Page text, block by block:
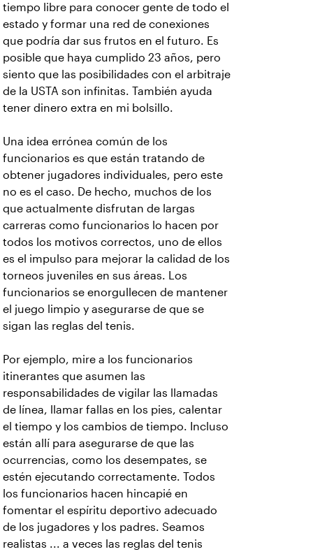
tiempo libre para conocer gente de todo el
estado y formar una red de conexiones
que podría dar sus frutos en el futuro. Es
posible que haya cumplido 23 años, pero
siento que las posibilidades con el arbitraje
de la USTA son infinitas. También ayuda
tener dinero extra en mi bolsillo.
Una idea errónea común de los
funcionarios es que están tratando de
obtener jugadores individuales, pero este
no es el caso. De hecho, muchos de los
que actualmente disfrutan de largas
carreras como funcionarios lo hacen por
todos los motivos correctos, uno de ellos
es el impulso para mejorar la calidad de los
torneos juveniles en sus áreas. Los
funcionarios se enorgullecen de mantener
el juego limpio y asegurarse de que se
sigan las reglas del tenis.
Por ejemplo, mire a los funcionarios
itinerantes que asumen las
responsabilidades de vigilar las llamadas
de línea, llamar fallas en los pies, calentar
el tiempo y los cambios de tiempo. Incluso
están allí para asegurarse de que las
ocurrencias, como los desempates, se
estén ejecutando correctamente. Todos
los funcionarios hacen hincapié en
fomentar el espíritu deportivo adecuado
de los jugadores y los padres. Seamos
realistas ... a veces las reglas del tenis